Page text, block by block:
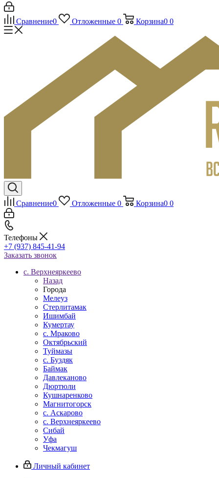
Сравнение0 Отложенные 0 Корзина0 0
Сравнение0 Отложенные 0 Корзина0 0
Телефоны
+7 (937) 845-41-94
Заказать звонок
с. Верхнеяркеево
Назад
Города
Мелеуз
Стерлитамак
Ишимбай
Кумертау
c. Мраково
Октябрьский
Туймазы
c. Буздяк
Баймак
Давлеканово
Дюртюли
Кушнаренково
Магнитогорск
с. Аскарово
с. Верхнеяркеево
Сибай
Уфа
Чекмагуш
Личный кабинет